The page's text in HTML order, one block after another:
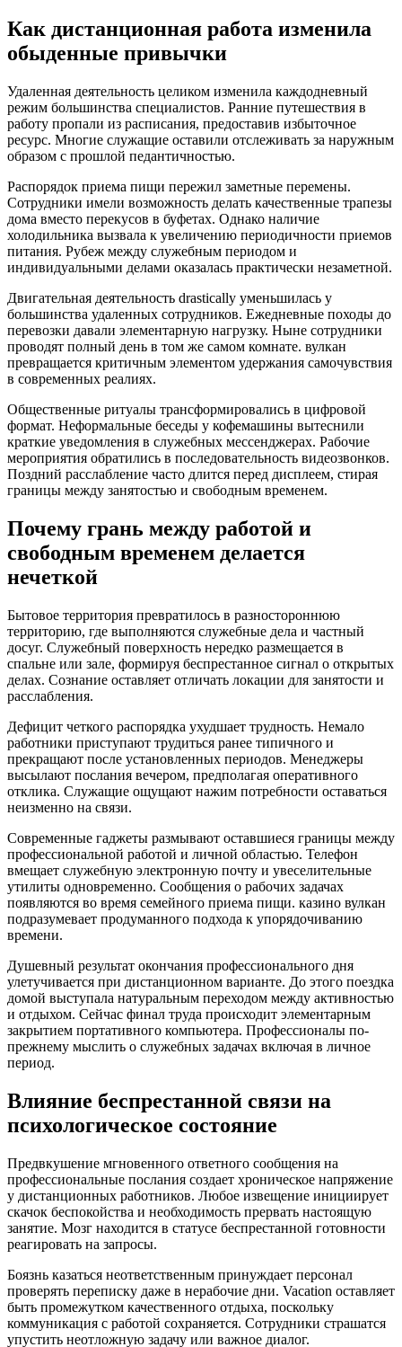
Как дистанционная работа изменила
обыденные привычки
Удаленная деятельность целиком изменила каждодневный
режим большинства специалистов. Ранние путешествия в
работу пропали из расписания, предоставив избыточное
ресурс. Многие служащие оставили отслеживать за наружным
образом с прошлой педантичностью.
Распорядок приема пищи пережил заметные перемены.
Сотрудники имели возможность делать качественные трапезы
дома вместо перекусов в буфетах. Однако наличие
холодильника вызвала к увеличению периодичности приемов
питания. Рубеж между служебным периодом и
индивидуальными делами оказалась практически незаметной.
Двигательная деятельность drastically уменьшилась у
большинства удаленных сотрудников. Ежедневные походы до
перевозки давали элементарную нагрузку. Ныне сотрудники
проводят полный день в том же самом комнате. вулкан
превращается критичным элементом удержания самочувствия
в современных реалиях.
Общественные ритуалы трансформировались в цифровой
формат. Неформальные беседы у кофемашины вытеснили
краткие уведомления в служебных мессенджерах. Рабочие
мероприятия обратились в последовательность видеозвонков.
Поздний расслабление часто длится перед дисплеем, стирая
границы между занятостью и свободным временем.
Почему грань между работой и
свободным временем делается
нечеткой
Бытовое территория превратилось в разностороннюю
территорию, где выполняются служебные дела и частный
досуг. Служебный поверхность нередко размещается в
спальне или зале, формируя беспрестанное сигнал о открытых
делах. Сознание оставляет отличать локации для занятости и
расслабления.
Дефицит четкого распорядка ухудшает трудность. Немало
работники приступают трудиться ранее типичного и
прекращают после установленных периодов. Менеджеры
высылают послания вечером, предполагая оперативного
отклика. Служащие ощущают нажим потребности оставаться
неизменно на связи.
Современные гаджеты размывают оставшиеся границы между
профессиональной работой и личной областью. Телефон
вмещает служебную электронную почту и увеселительные
утилиты одновременно. Сообщения о рабочих задачах
появляются во время семейного приема пищи. казино вулкан
подразумевает продуманного подхода к упорядочиванию
времени.
Душевный результат окончания профессионального дня
улетучивается при дистанционном варианте. До этого поездка
домой выступала натуральным переходом между активностью
и отдыхом. Сейчас финал труда происходит элементарным
закрытием портативного компьютера. Профессионалы по-
прежнему мыслить о служебных задачах включая в личное
период.
Влияние беспрестанной связи на
психологическое состояние
Предвкушение мгновенного ответного сообщения на
профессиональные послания создает хроническое напряжение
у дистанционных работников. Любое извещение инициирует
скачок беспокойства и необходимость прервать настоящую
занятие. Мозг находится в статусе беспрестанной готовности
реагировать на запросы.
Боязнь казаться неответственным принуждает персонал
проверять переписку даже в нерабочие дни. Vacation оставляет
быть промежутком качественного отдыха, поскольку
коммуникация с работой сохраняется. Сотрудники страшатся
упустить неотложную задачу или важное диалог.